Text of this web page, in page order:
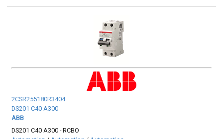
2CSR255180R3404
DS201 C40 A300
ABB
DS201 C40 A300 - RCBO